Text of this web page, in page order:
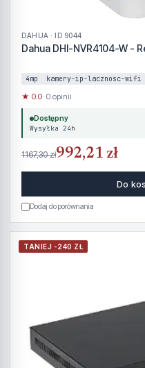
DAHUA · ID 9044
Dahua DHI-NVR4104-W -
4mp kamery-ip-lacznosc-wifi
★ 0.0· 0 opinii
Dostępny
Wysyłka 24h
1167,30 zł992,21 zł
Do
Dodaj do porównania
TANIEJ -240 ZŁ